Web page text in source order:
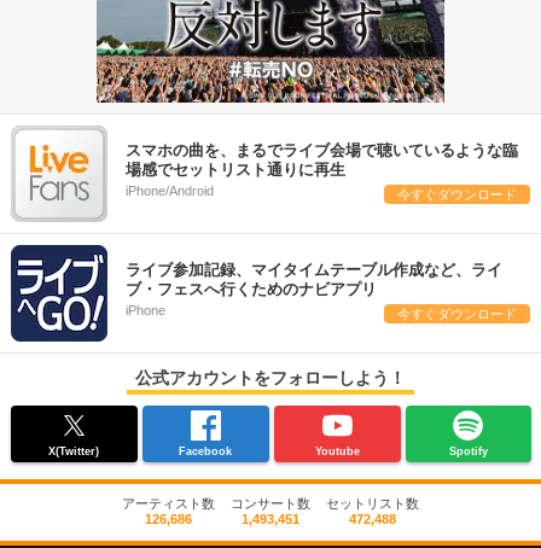
スマホの曲を、まるでライブ会場で聴いているような臨
場感でセットリスト通りに再生
iPhone/Android 今すぐダウンロード
ライブ参加記録、マイタイムテーブル作成など、ライ
ブ・フェスへ行くためのナビアプリ
iPhone 今すぐダウンロード
公式アカウントをフォローしよう！
X(Twitter) Facebook Youtube Spotify
アーティスト数
126,686
コンサート数
1,493,451
セットリスト数
472,488